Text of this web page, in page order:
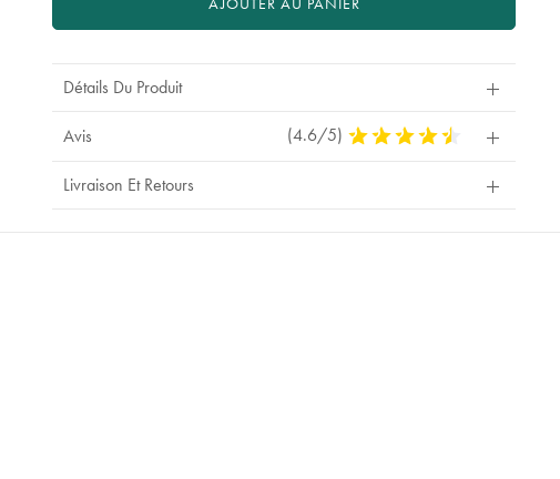
Détails Du Produit
Avis (4.6/5) 4,6
Livraison Et Retours